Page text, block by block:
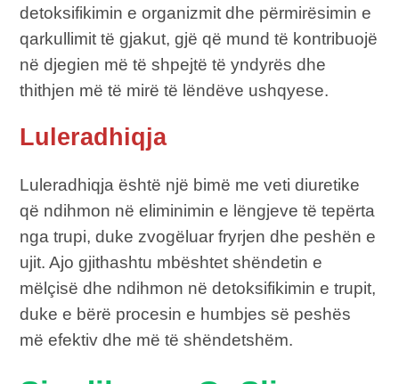
detoksifikimin e organizmit dhe përmirësimin e
qarkullimit të gjakut, gjë që mund të kontribuojë
në djegien më të shpejtë të yndyrës dhe
thithjen më të mirë të lëndëve ushqyese.
Luleradhiqja
Luleradhiqja është një bimë me veti diuretike
që ndihmon në eliminimin e lëngjeve të tepërta
nga trupi, duke zvogëluar fryrjen dhe peshën e
ujit. Ajo gjithashtu mbështet shëndetin e
mëlçisë dhe ndihmon në detoksifikimin e trupit,
duke e bërë procesin e humbjes së peshës
më efektiv dhe më të shëndetshëm.